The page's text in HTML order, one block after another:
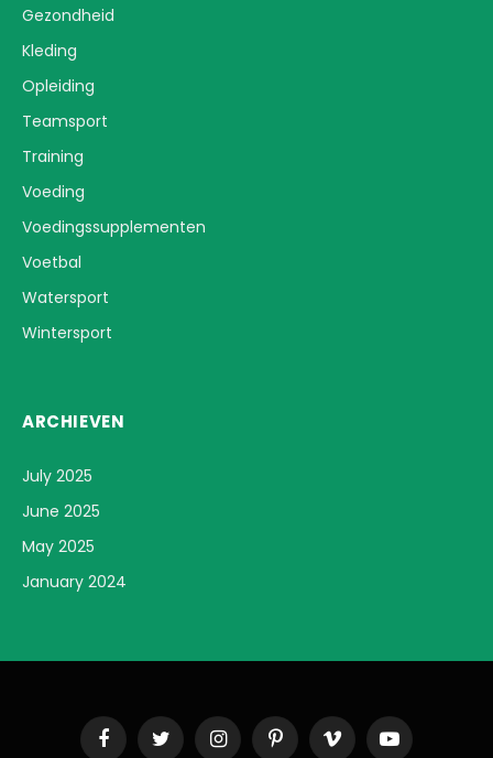
Gezondheid
Kleding
Opleiding
Teamsport
Training
Voeding
Voedingssupplementen
Voetbal
Watersport
Wintersport
ARCHIEVEN
July 2025
June 2025
May 2025
January 2024
FacebookTwitter InstagramPinterestVimeo YouTube